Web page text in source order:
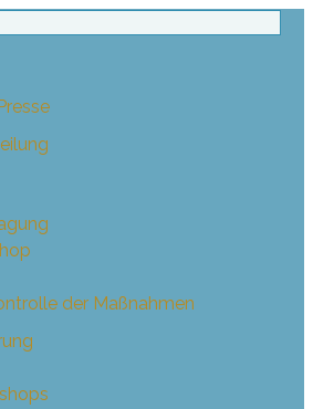
der Maßnahmen